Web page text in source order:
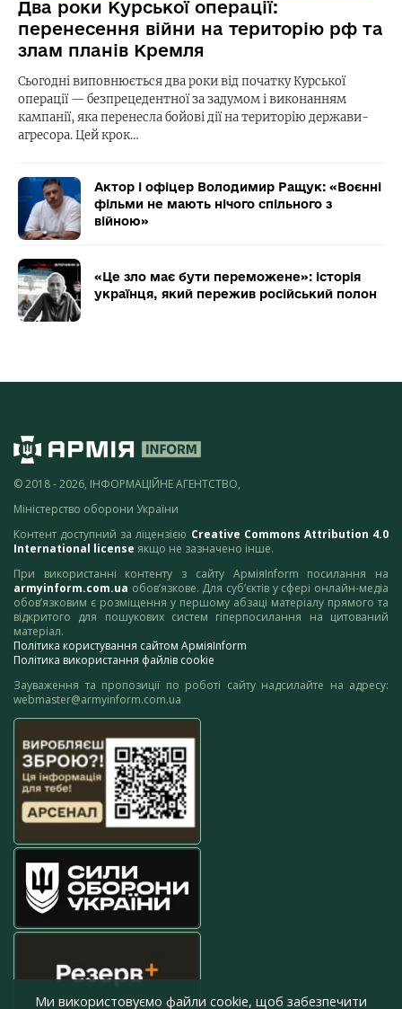
Два роки Курської операції:
перенесення війни на територію рф та
злам планів Кремля
Сьогодні виповнюється два роки від початку Курської
операції — безпрецедентної за задумом і виконанням
кампанії, яка перенесла бойові дії на територію держави-
агресора. Цей крок…
Актор і офіцер Володимир Ращук: «Воєнні
фільми не мають нічого спільного з
війною»
«Це зло має бути переможене»: історія
українця, який пережив російський полон
© 2018 - 2026, ІНФОРМАЦІЙНЕ АГЕНТСТВО,
Міністерство оборони України
Контент доступний за ліцензією Creative Commons Attribution 4.0
International license якщо не зазначено інше.
При використанні контенту з сайту АрміяInform посилання на
armyinform.com.ua обов’язкове. Для суб’єктів у сфері онлайн-медіа
обов’язковим є розміщення у першому абзаці матеріалу прямого та
відкритого для пошукових систем гіперпосилання на цитований
матеріал.
Політика користування сайтом АрміяInform
Політика використання файлів cookie
Зауваження та пропозиції по роботі сайту надсилайте на адресу:
webmaster@armyinform.com.ua
Ми використовуємо файли cookie, щоб забезпечити